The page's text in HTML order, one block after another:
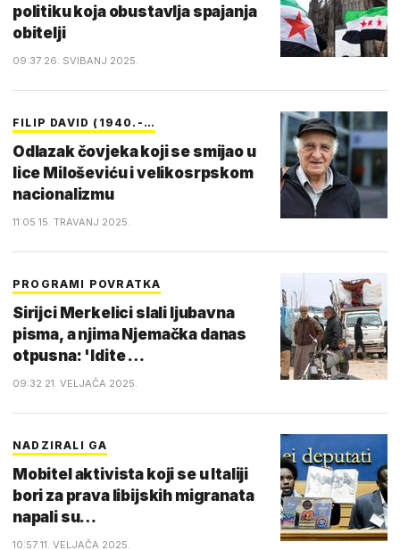
politiku koja obustavlja spajanja
obitelji
09:37 26. SVIBANJ 2025.
FILIP DAVID (1940.-…
Odlazak čovjeka koji se smijao u
lice Miloševiću i velikosrpskom
nacionalizmu
11:05 15. TRAVANJ 2025.
PROGRAMI POVRATKA
Sirijci Merkelici slali ljubavna
pisma, a njima Njemačka danas
otpusna: 'Idite …
09:32 21. VELJAČA 2025.
NADZIRALI GA
Mobitel aktivista koji se u Italiji
bori za prava libijskih migranata
napali su…
10:57 11. VELJAČA 2025.